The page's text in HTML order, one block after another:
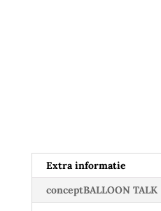
Extra informatie
conceptBALLOON TALK